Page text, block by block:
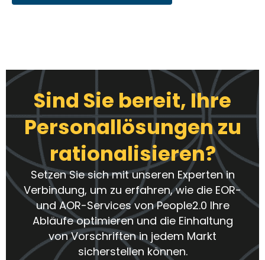
Sind Sie bereit, Ihre
Personallösungen zu
rationalisieren?
Setzen Sie sich mit unseren Experten in
Verbindung, um zu erfahren, wie die EOR-
und AOR-Services von People2.0 Ihre
Abläufe optimieren und die Einhaltung
von Vorschriften in jedem Markt
sicherstellen können.